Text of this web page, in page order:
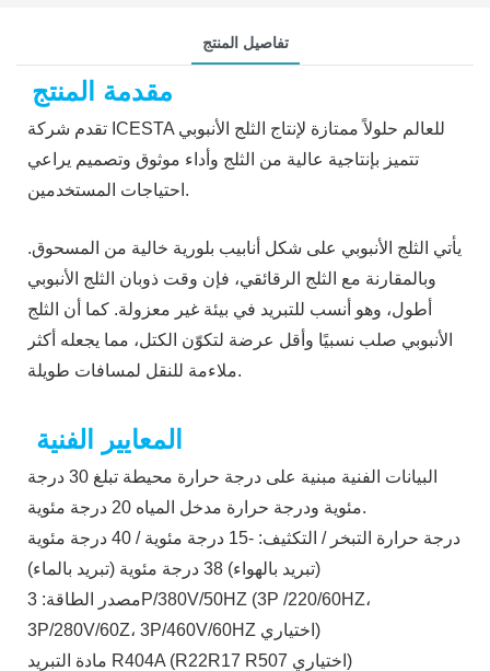
تفاصيل المنتج
مقدمة المنتج
تقدم شركة ICESTA للعالم حلولاً ممتازة لإنتاج الثلج الأنبوبي
تتميز بإنتاجية عالية من الثلج وأداء موثوق وتصميم يراعي
احتياجات المستخدمين.
يأتي الثلج الأنبوبي على شكل أنابيب بلورية خالية من المسحوق.
وبالمقارنة مع الثلج الرقائقي، فإن وقت ذوبان الثلج الأنبوبي
أطول، وهو أنسب للتبريد في بيئة غير معزولة. كما أن الثلج
الأنبوبي صلب نسبيًا وأقل عرضة لتكوّن الكتل، مما يجعله أكثر
ملاءمة للنقل لمسافات طويلة.
المعايير الفنية
البيانات الفنية مبنية على درجة حرارة محيطة تبلغ 30 درجة
مئوية ودرجة حرارة مدخل المياه 20 درجة مئوية.
درجة حرارة التبخر / التكثيف: -15 درجة مئوية / 40 درجة مئوية
(تبريد بالهواء) 38 درجة مئوية (تبريد بالماء)
مصدر الطاقة: 3P/380V/50HZ (3P /220/60HZ،
3P/280V/60Z، 3P/460V/60HZ اختياري)
مادة التبريد R404A (R22R17 R507 اختياري)